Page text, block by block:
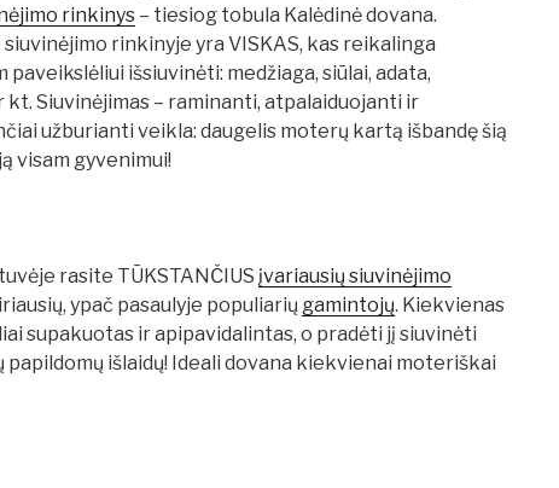
rinkinys – tiesiog tobula Kalėdinė dovana.
rinkinyje yra VISKAS, kas reikalinga
paveikslėliui išsiuvinėti: medžiaga, siūlai, adata,
Siuvinėjimas – raminanti, atpalaiduojanti ir
užburianti veikla: daugelis moterų kartą išbandę šią
visam gyvenimui!
rasite TŪKSTANČIUS įvariausių siuvinėjimo
ypač pasaulyje populiarių gamintojų. Kiekvienas
supakuotas ir apipavidalintas, o pradėti jį siuvinėti
išlaidų! Ideali dovana kiekvienai moteriškai